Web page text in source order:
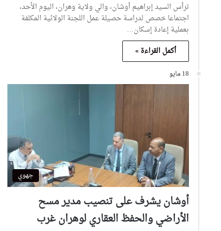
ترأس السيد إبراهيم أوشان، والي ولاية وهران، اليوم الأحد،
اجتماعا خصص لدراسة حصيلة عمل اللجنة الولائية المكلفة
بعملية إعادة إسكان…
أكمل القراءة »
18 مايو
جهوي
أوشان يشرف على تنصيب مدير مسح
الأراضي والحفظ العقاري لوهران غرب